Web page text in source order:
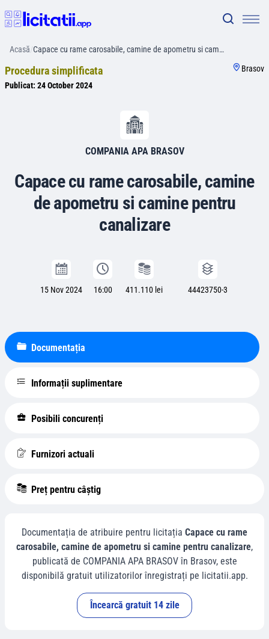
Acasă/Capace cu rame carosabile, camine de apometru si cam…
Procedura simplificata
Publicat: 24 October 2024
Brasov
COMPANIA APA BRASOV
Capace cu rame carosabile, camine
de apometru si camine pentru
canalizare
15 Nov 2024 16:00 411.110 lei 44423750-3
Documentația
Informații suplimentare
Posibili concurenți
Furnizori actuali
Preț pentru câștig
Documentația de atribuire pentru licitația Capace cu rame
carosabile, camine de apometru si camine pentru canalizare,
publicată de COMPANIA APA BRASOVîn Brasov, este
disponibilă gratuit utilizatorilor înregistrați pe licitatii.app.
Încearcă gratuit 14 zile